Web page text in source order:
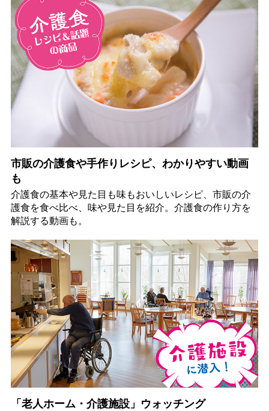
市販の介護食や手作りレシピ、わかりやすい動画
も
介護食の基本や見た目も味もおいしいレシピ、市販の介
護食を食べ比べ、味や見た目を紹介。介護食の作り方を
解説する動画も。
「老人ホーム・介護施設」ウォッチング